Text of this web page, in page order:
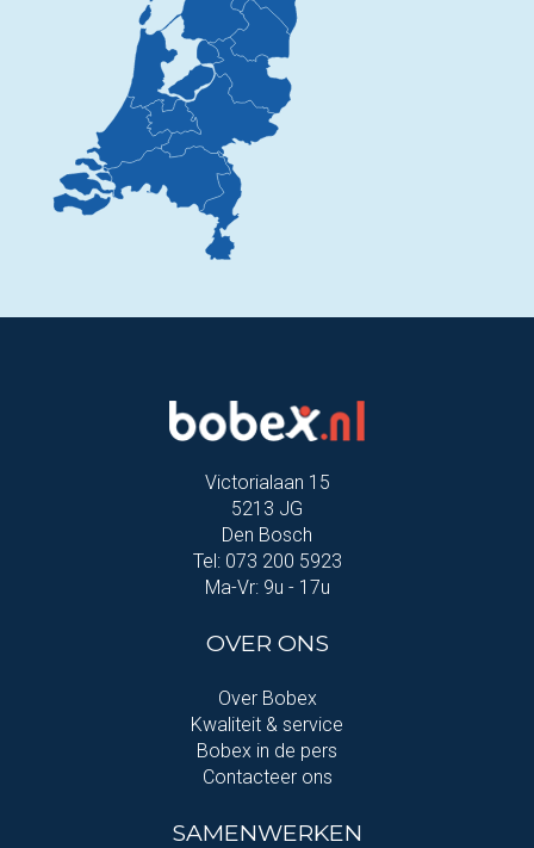
Victorialaan 15
5213 JG
Den Bosch
Tel: 073 200 5923
Ma-Vr: 9u - 17u
OVER ONS
Over Bobex
Kwaliteit & service
Bobex in de pers
Contacteer ons
SAMENWERKEN